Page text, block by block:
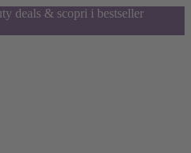
deals & scopri i bestseller